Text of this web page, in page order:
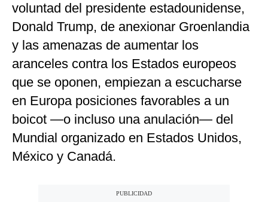
voluntad del presidente estadounidense,
Donald Trump, de anexionar Groenlandia
y las amenazas de aumentar los
aranceles contra los Estados europeos
que se oponen, empiezan a escucharse
en Europa posiciones favorables a un
boicot —o incluso una anulación— del
Mundial organizado en Estados Unidos,
México y Canadá.